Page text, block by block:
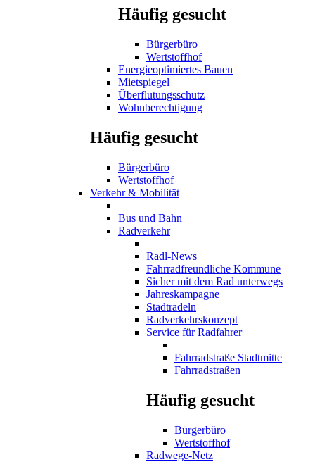
Häufig gesucht
Bürgerbüro
Wertstoffhof
Energieoptimiertes Bauen
Mietspiegel
Überflutungsschutz
Wohnberechtigung
Häufig gesucht
Bürgerbüro
Wertstoffhof
Verkehr & Mobilität
Bus und Bahn
Radverkehr
Radl-News
Fahrradfreundliche Kommune
Sicher mit dem Rad unterwegs
Jahreskampagne
Stadtradeln
Radverkehrskonzept
Service für Radfahrer
Fahrradstraße Stadtmitte
Fahrradstraßen
Häufig gesucht
Bürgerbüro
Wertstoffhof
Radwege-Netz